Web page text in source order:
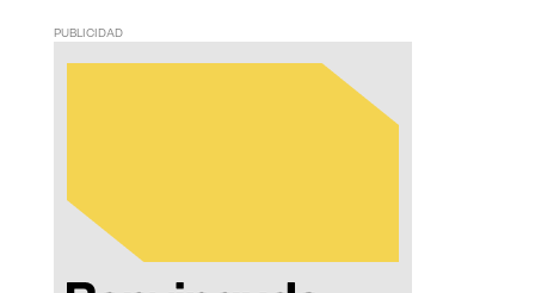
PUBLICIDAD